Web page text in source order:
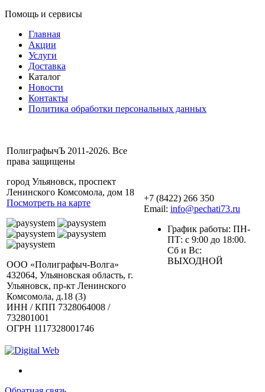
Помощь и сервисы
Главная
Акции
Услуги
Доставка
Каталог
Новости
Контакты
Политика обработки персональных данных
ПолиграфычЪ 2011-2026. Все
права защищены
город Ульяновск, проспект
Ленинского Комсомола, дом 18
Посмотреть на карте
ООО «Полиграфыч-Волга»
432064, Ульяновская область, г.
Ульяновск, пр-кт Ленинского
Комсомола, д.18 (3)
ИНН / КПП 7328064008 /
732801001
ОГРН 1117328001746
+7 (8422) 266 350
Email: info@pechati73.ru
График работы: ПН-
ПТ: с 9:00 до 18:00.
Сб и Вс:
ВЫХОДНОЙ